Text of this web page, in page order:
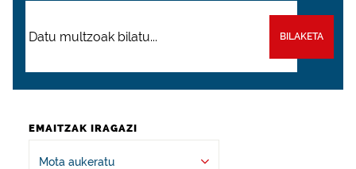
BILAKETA
EMAITZAK IRAGAZI
Mota aukeratu